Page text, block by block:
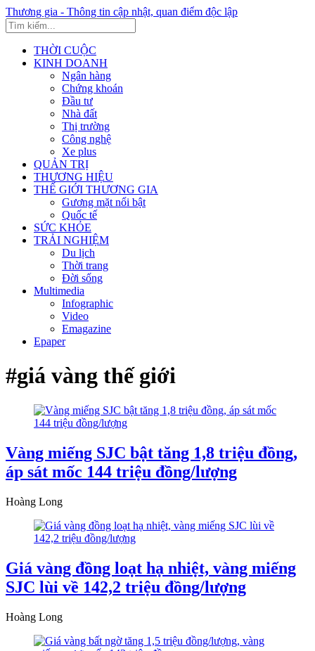
Thương gia - Thông tin cập nhật, quan điểm độc lập
THỜI CUỘC
KINH DOANH
Ngân hàng
Chứng khoán
Đầu tư
Nhà đất
Thị trường
Công nghệ
Xe plus
QUẢN TRỊ
THƯƠNG HIỆU
THẾ GIỚI THƯƠNG GIA
Gương mặt nổi bật
Quốc tế
SỨC KHỎE
TRẢI NGHIỆM
Du lịch
Thời trang
Đời sống
Multimedia
Infographic
Video
Emagazine
Epaper
#giá vàng thế giới
Vàng miếng SJC bật tăng 1,8 triệu đồng,
áp sát mốc 144 triệu đồng/lượng
Hoàng Long
Giá vàng đồng loạt hạ nhiệt, vàng miếng
SJC lùi về 142,2 triệu đồng/lượng
Hoàng Long